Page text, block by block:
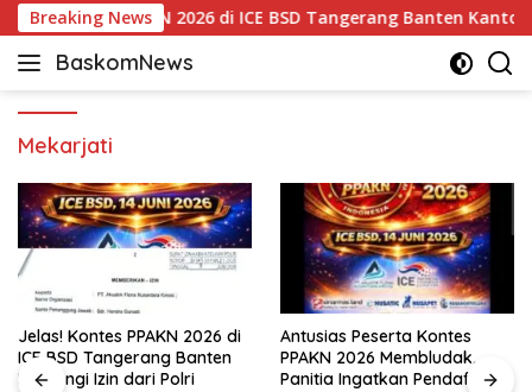
Langsung
ke
konten
Breaking News
Kontes PPAKN 2026 di ICE BSD Tangerang Banten
BaskomNews
Informasi
dan
Terhangat
Mekarjati
Jelas! Kontes PPAKN 2026 di
ICE BSD Tangerang Banten
Kantongi Izin dari Polri
Antusias Peserta Kontes
PPAKN 2026 Membludak,
Panitia Ingatkan Pendaftaran